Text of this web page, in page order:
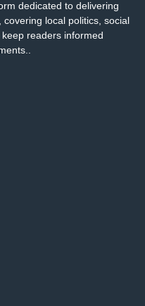
dedicated to delivering
local politics, social
readers informed